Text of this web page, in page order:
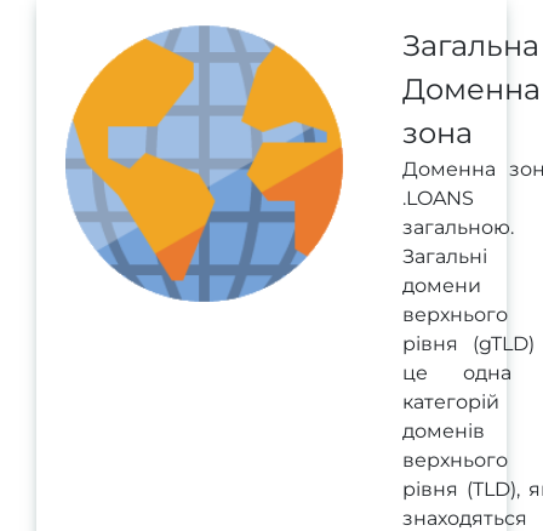
Загальна
Доменна
зона
Доменна
.LOANS
загальною.
Загальні
домени
верхнього
рівня
це одна
категорій
доменів
верхнього
рівня (TLD),
знаходяться